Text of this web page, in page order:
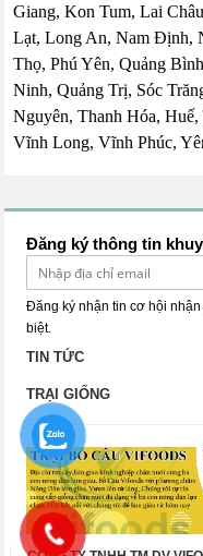
Giang, Kon Tum, Lai
Lạt, Long An, Nam Định,
Thọ, Phú Yên, Quảng
Ninh, Quảng Trị, Sóc
Nguyên, Thanh Hóa,
Vĩnh Long, Vĩnh Phúc,
Đăng ký thông tin
Đăng ký nhận tin cơ hội
biệt.
TIN TỨC
TRẠI GIỐNG